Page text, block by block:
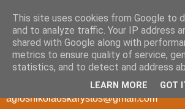
Άγιος Νικόλαος
Καρύστου
Ιερός Ναός Αγίου Νικολάου Καρύστου e-
agiosnikolaoskarystos@gmail.com
This site uses cookies from Google to
and to analyze traffic. Your IP address
shared with Google along with
metrics to ensure quality of service,
statistics, and to detect and address
LEARN MORE GOT